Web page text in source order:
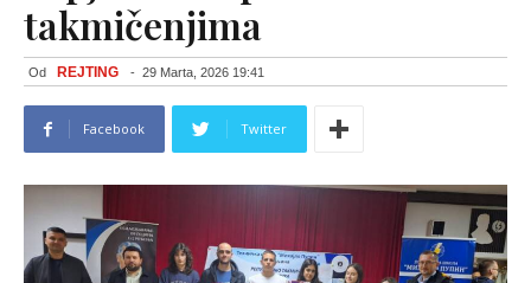
takmičenjima
Od REJTING - 29 Marta, 2026 19:41
Facebook Twitter